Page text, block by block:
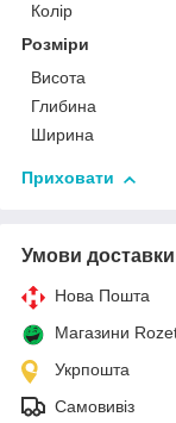
Колір
Розміри
Висота
Глибина
Ширина
Приховати
Умови доставки
Нова Пошта
Магазини
Укрпошта
Самовивіз